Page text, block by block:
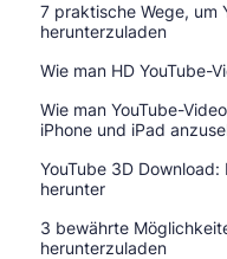
7 praktische Wege, um
herunterzuladen
Wie man HD YouTube-
Wie man YouTube-
iPhone und iPad
YouTube 3D
herunter
3 bewährte
herunterzuladen